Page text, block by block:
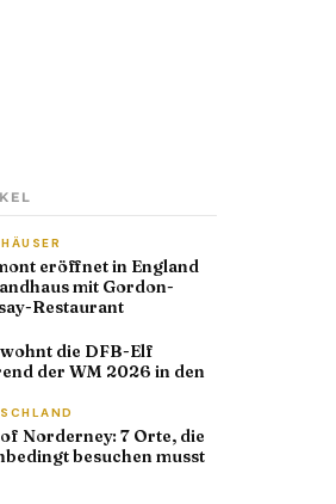
eröffnet in England
mit Gordon-
Restaurant
die DFB-Elf
der WM 2026 in den
Norderney: 7 Orte, die
besuchen musst